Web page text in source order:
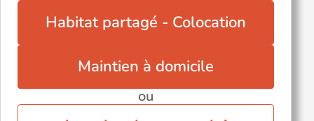
Habitat partagé - Colocation
Maintien à domicile
ou